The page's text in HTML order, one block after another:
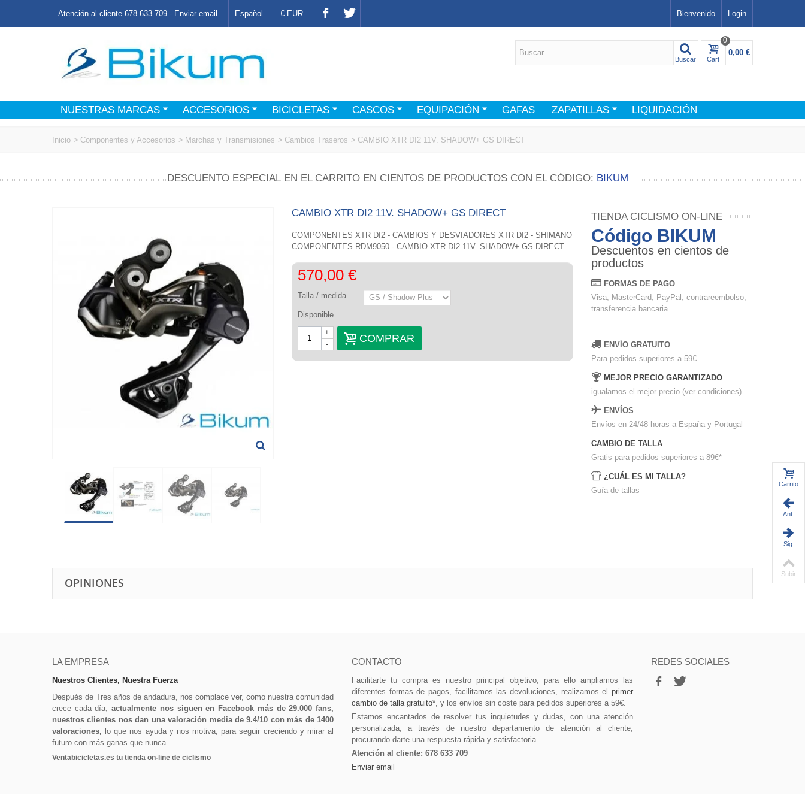
Atención al cliente 678 633 709 - Enviar email Español Bienvenido Login
€ EUR
Buscar Cart
0
0,00 €
NUESTRAS MARCAS ACCESORIOS BICICLETAS CASCOS EQUIPACIÓN GAFAS ZAPATILLAS LIQUIDACIÓN
Inicio > Componentes y Accesorios > Marchas y Transmisiones > Cambios Traseros > CAMBIO XTR DI2 11V. SHADOW+ GS DIRECT
DESCUENTO ESPECIAL EN EL CARRITO EN CIENTOS DE PRODUCTOS CON EL CÓDIGO: BIKUM
CAMBIO XTR DI2 11V. SHADOW+ GS DIRECT
COMPONENTES XTR DI2 - CAMBIOS Y DESVIADORES XTR DI2 - SHIMANO
COMPONENTES RDM9050 - CAMBIO XTR DI2 11V. SHADOW+ GS DIRECT
570,00 €
Talla / medida
Disponible
-
+
COMPRAR
TIENDA CICLISMO ON-LINE
Código BIKUM
Descuentos en cientos de
productos
FORMAS DE PAGO
Visa, MasterCard, PayPal, contrareembolso,
transferencia bancaria.
ENVÍO GRATUITO
Para pedidos superiores a 59€.
MEJOR PRECIO GARANTIZADO
igualamos el mejor precio (ver condiciones).
ENVÍOS
Envíos en 24/48 horas a España y Portugal
CAMBIO DE TALLA
Gratis para pedidos superiores a 89€*
¿CUÁL ES MI TALLA?
Guía de tallas
OPINIONES
LA EMPRESA
Nuestros Clientes, Nuestra Fuerza
Después de Tres años de andadura, nos complace ver, como nuestra comunidad
crece cada día,actualmente nos siguen en Facebook más de 29.000 fans,
nuestros clientes nos dan una valoración media de 9.4/10 con más de 1400
valoraciones, lo que nos ayuda y nos motiva, para seguir creciendo y mirar al
futuro con más ganas que nunca.
Ventabicicletas.es tu tienda on-line de ciclismo
CONTACTO
Facilitarte tu compra es nuestro principal objetivo, para ello ampliamos las
diferentes formas de pagos, facilitamos las devoluciones, realizamos el primer
cambio de talla gratuito* , y los envíos sin coste para pedidos superiores a 59€.
Estamos encantados de resolver tus inquietudes y dudas, con una atención
personalizada, a través de nuestro departamento de atención al cliente,
procurando darte una respuesta rápida y satisfactoria.
Atención al cliente: 678 633 709
Enviar email
REDES SOCIALES
Carrito
Ant.
Sig.
Subir